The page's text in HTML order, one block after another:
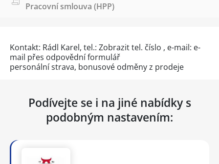
Pracovní smlouva (HPP)
Kontakt: Rádl Karel, tel.: Zobrazit tel. číslo , e-mail: e-
mail přes odpovědní formulář
personální strava, bonusové odměny z prodeje
Podívejte se i na jiné nabídky s
podobným nastavením: